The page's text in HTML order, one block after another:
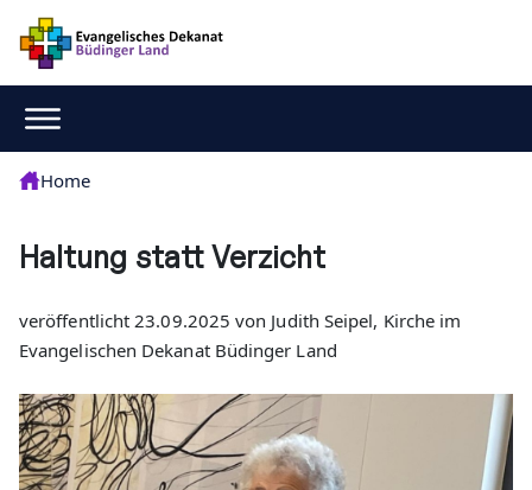
Home
Haltung statt Verzicht
veröffentlicht 23.09.2025 von Judith Seipel, Kirche im
Evangelischen Dekanat Büdinger Land